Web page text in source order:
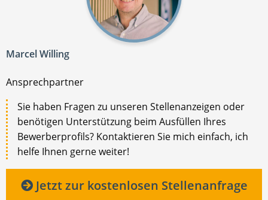
Marcel Willing
Ansprechpartner
Sie haben Fragen zu unseren Stellenanzeigen oder
benötigen Unterstützung beim Ausfüllen Ihres
Bewerberprofils? Kontaktieren Sie mich einfach, ich
helfe Ihnen gerne weiter!
Jetzt zur kostenlosen Stellenanfrage